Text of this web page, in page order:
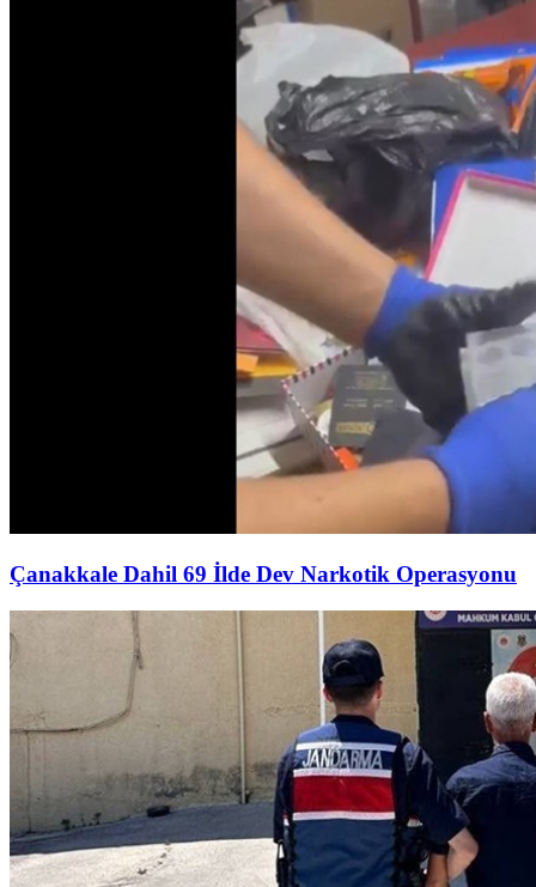
Çanakkale Dahil 69 İlde Dev Narkotik Operasyonu